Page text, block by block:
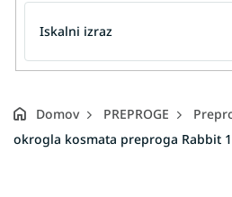
Domov PREPROGE
okrogla kosmata preproga Rabbit